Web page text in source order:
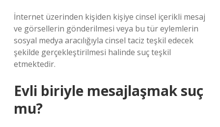
İnternet üzerinden kişiden kişiye cinsel içerikli mesaj
ve görsellerin gönderilmesi veya bu tür eylemlerin
sosyal medya aracılığıyla cinsel taciz teşkil edecek
şekilde gerçekleştirilmesi halinde suç teşkil
etmektedir.
Evli biriyle mesajlaşmak suç
mu?